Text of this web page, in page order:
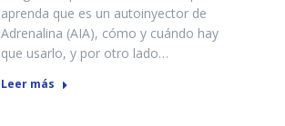
aprenda que es un autoinyector de
Adrenalina (AIA), cómo y cuándo hay
que usarlo, y por otro lado…
Leer más